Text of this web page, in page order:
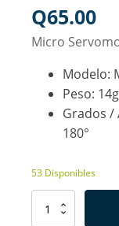
Q65.00
Micro
Modelo:
Peso:
Grados /
180°
53 Disponibles
Servo